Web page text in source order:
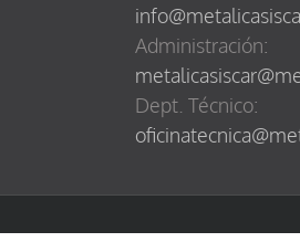
Administración:
Dept. Técnico: